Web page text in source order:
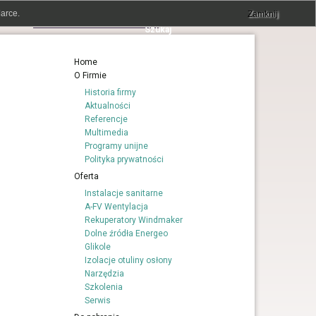
Home
O Firmie
Historia firmy
Aktualności
Referencje
Multimedia
Programy unijne
Polityka prywatności
Oferta
Instalacje sanitarne
A-FV Wentylacja
Rekuperatory Windmaker
Dolne źródła Energeo
Glikole
Izolacje otuliny osłony
Narzędzia
Szkolenia
Serwis
Zamknij